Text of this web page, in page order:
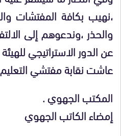
،نهيب بكافة المفتشات
والحذر ،وندعوهم إلى
عن الدور الاستراتيجي
عاشت نقابة مفتشي
المكتب الجهوي.
إمضاء الكاتب الجهوي